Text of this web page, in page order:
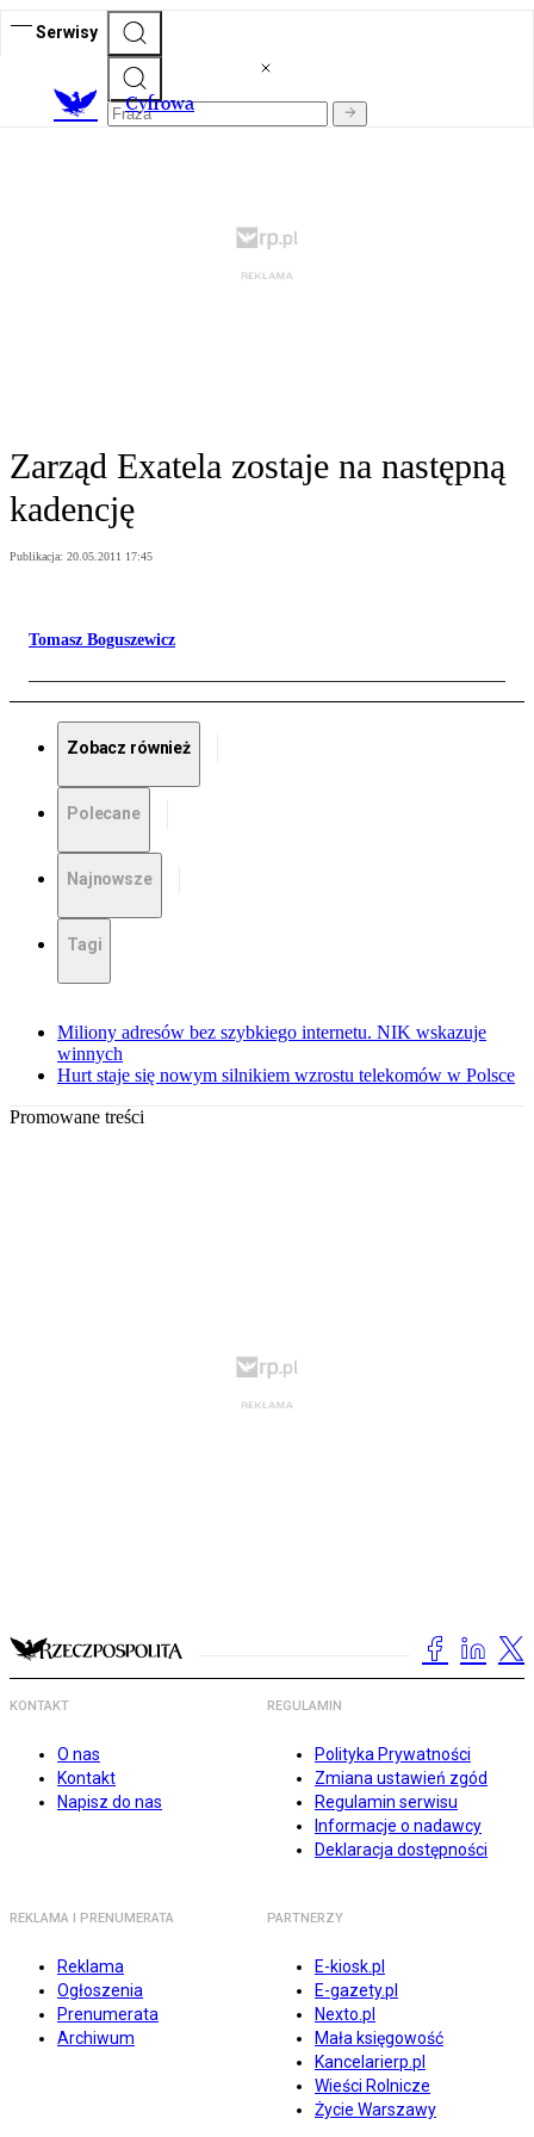
Serwisy
Cyfrowa
Zarząd Exatela zostaje na następną
kadencję
Publikacja: 20.05.2011 17:45
Tomasz Boguszewicz
Zobacz również
Polecane
Najnowsze
Tagi
Miliony adresów bez szybkiego internetu. NIK wskazuje
winnych
Hurt staje się nowym silnikiem wzrostu telekomów w Polsce
Promowane treści
KONTAKT
O nas
Kontakt
Napisz do nas
REGULAMIN
Polityka Prywatności
Zmiana ustawień zgód
Regulamin serwisu
Informacje o nadawcy
Deklaracja dostępności
REKLAMA I PRENUMERATA
Reklama
Ogłoszenia
Prenumerata
Archiwum
PARTNERZY
E-kiosk.pl
E-gazety.pl
Nexto.pl
Mała księgowość
Kancelarierp.pl
Wieści Rolnicze
Życie Warszawy